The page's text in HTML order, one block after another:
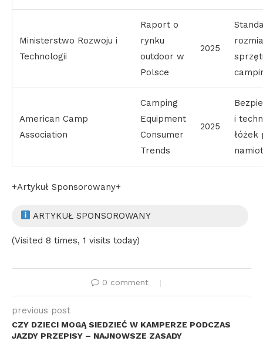
Ministerstwo Rozwoju i
Technologii
Raport o
rynku
outdoor w
Polsce
2025
American Camp
Association
Camping
Equipment
Consumer
Trends
2025
i
łóżek
namiot
+Artykuł Sponsorowany+
ARTYKUŁ SPONSOROWANY
(Visited 8 times, 1 visits today)
0 comment
previous post
CZY DZIECI MOGĄ SIEDZIEĆ W KAMPERZE PODCZAS
JAZDY PRZEPISY – NAJNOWSZE ZASADY